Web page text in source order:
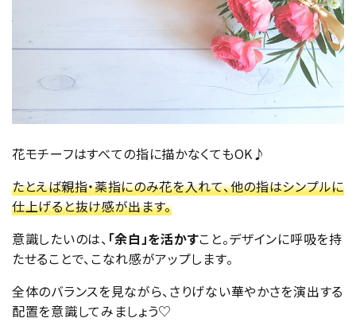
花モチーフはすべての指に描かなくてもOK♪
たとえば親指・薬指にのみ花を入れて、他の指はシンプルに
仕上げると抜け感が出ます。
意識したいのは、 「余白」を活かすこと。デザインに呼吸を持
たせることで、こなれ感がアップします。
全体のバランスを見ながら、さりげない華やかさを演出する
配置を意識してみましょう♡